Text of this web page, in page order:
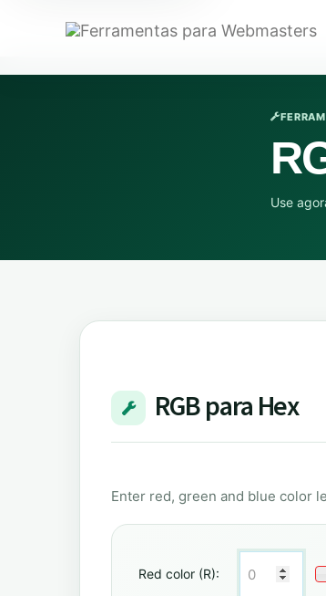
Use
RGB para Hex
Enter red, green and blue color
Red color (R):